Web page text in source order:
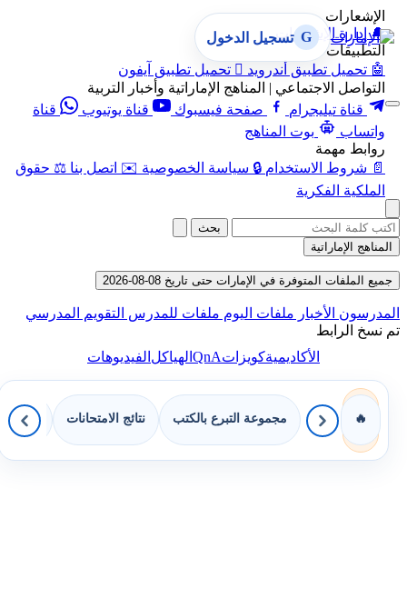
الإشعارات
🔔 إدارة الإشعارات
التطبيقات
🤖 تحميل تطبيق أندرويد  تحميل تطبيق آيفون
التواصل الاجتماعي | المناهج الإماراتية وأخبار التربية
قناة تيليجرام
صفحة فيسبوك قناة يوتيوب
قناة
واتساب
بوت المناهج
روابط مهمة
📄 شروط الاستخدام 🔒 سياسة الخصوصية ✉️ اتصل بنا ⚖️ حقوق
الملكية الفكرية
G تسجيل الدخول
بحث
المناهج الإماراتية
جميع الملفات المتوفرة في الإمارات حتى تاريخ 08-08-2026
المدرسون الأخبار ملفات اليوم ملفات للمدرس التقويم المدرسي
تم نسخ الرابط
الأكاديميةكويزاتQnAالهياكلالفيديوهات
🔥 مجموعة التبرع بالكتب نتائج الامتحانات